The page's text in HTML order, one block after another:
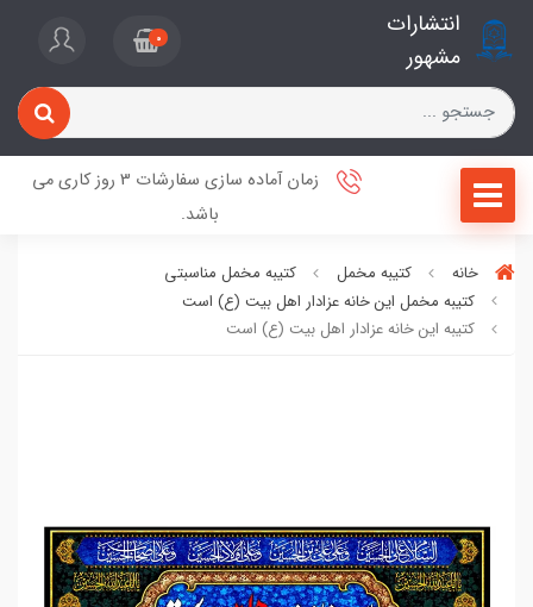
انتشارات
مشهور
0
زمان آماده سازی سفارشات 3 روز کاری می
باشد.
خانه کتیبه مخمل
کتیبه مخمل مناسبتی
کتیبه مخمل این خانه عزادار اهل بیت (ع) است
کتیبه این خانه عزادار اهل بیت (ع) است